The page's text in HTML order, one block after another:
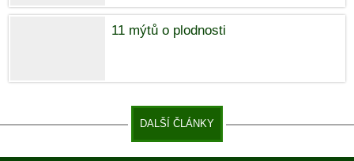
11 mýtů o plodnosti
DALŠÍ ČLÁNKY